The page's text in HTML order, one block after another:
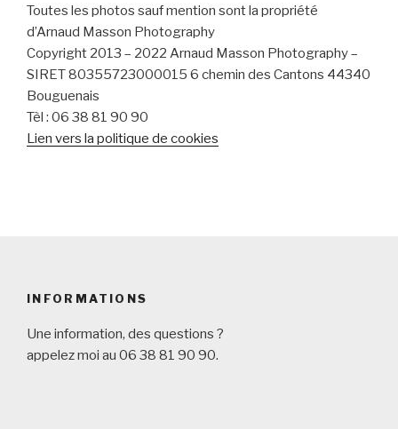
Toutes les photos sauf mention sont la propriété
d’Arnaud Masson Photography
Copyright 2013 – 2022 Arnaud Masson Photography –
SIRET80355723000015 6 chemin des Cantons 44340
Bouguenais
Tèl : 06 38 81 90 90
Lien vers la politique de cookies
INFORMATIONS
Une information, des questions ?
appelez moi au 06 38 81 90 90.